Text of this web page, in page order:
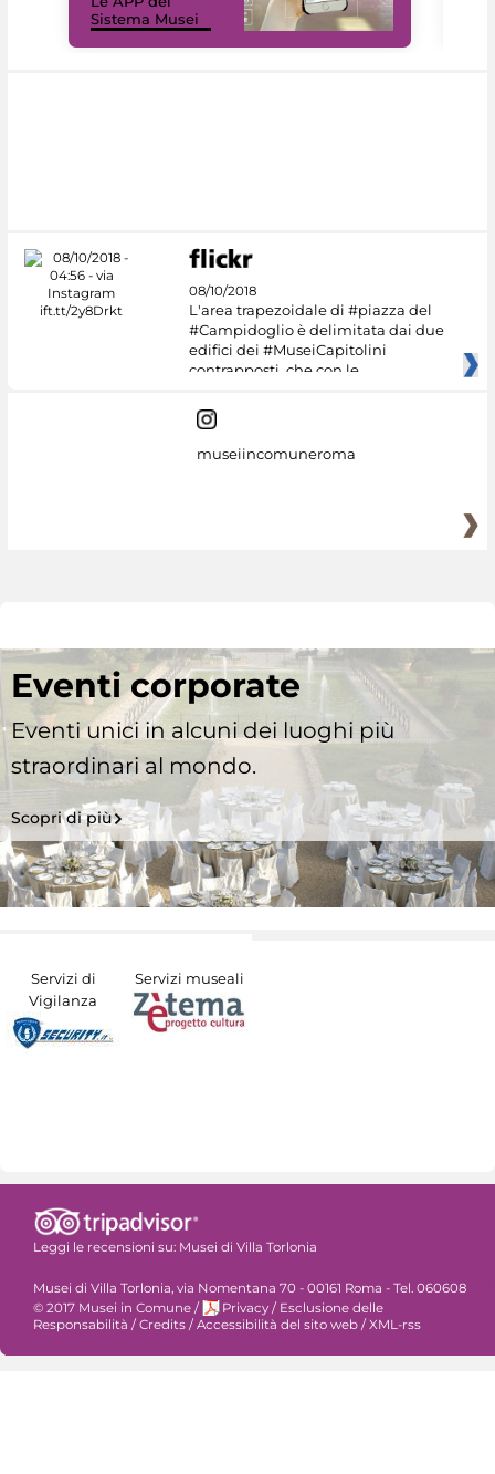
Sistema Musei
08/10/2018
L'area trapezoidale di #piazza del
#Campidoglio è delimitata dai due
edifici dei #MuseiCapitolini
contrapposti, che con le
museiincomuneroma
Eventi corporate
Eventi unici in alcuni dei luoghi più
straordinari al mondo.
Scopri di più
Servizi di
Vigilanza
Servizi museali
Leggi le recensioni su: Musei di Villa Torlonia
Musei di Villa Torlonia, via Nomentana 70 - 00161 Roma - Tel. 060608
© 2017 Musei in Comune / Privacy / Esclusione delle
Responsabilità /Credits /Accessibilità del sito web /XML-rss